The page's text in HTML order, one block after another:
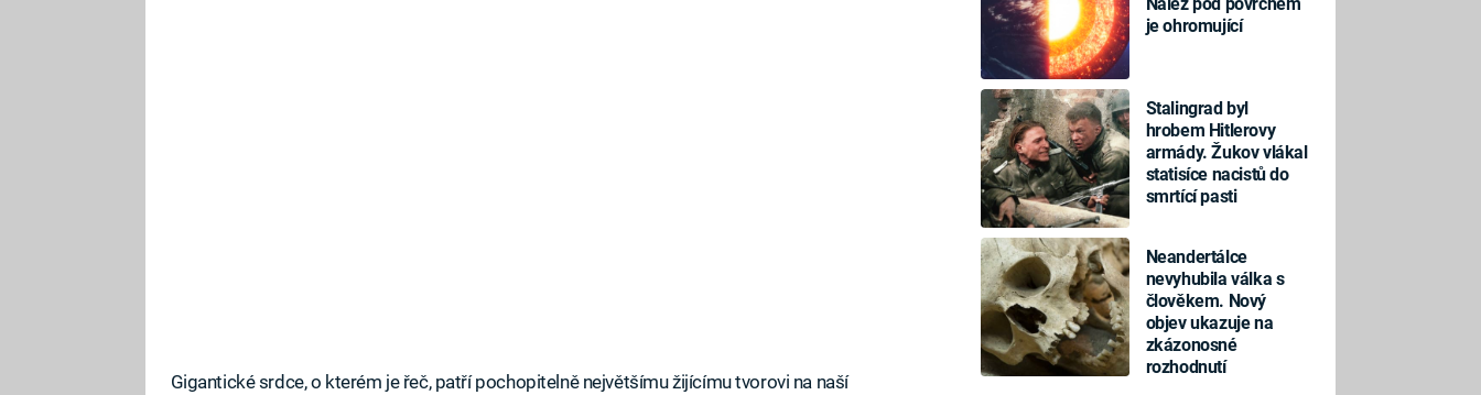
je ohromující
Stalingrad byl
hrobem Hitlerovy
armády. Žukov vlákal
statisíce nacistů do
smrtící pasti
Neandertálce
nevyhubila válka s
člověkem. Nový
objev ukazuje na
zkázonosné
rozhodnutí
Gigantické srdce, o kterém je řeč, patří pochopitelně největšímu žijícímu tvorovi na naší